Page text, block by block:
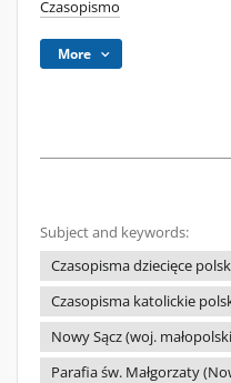
Czasopismo
More
Subject and keywords:
Czasopisma dziecięce
Czasopisma katolickie
Nowy Sącz (woj.
Parafia św. Małgorzaty